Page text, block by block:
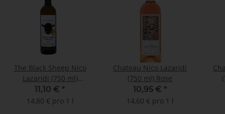
The Black Sheep Nico
Lazaridi (750 ml)
Weißwein
11,10 € *
14,80 € pro 1 l
Chateau Nico Lazaridi
(750 ml) Rose
10,95 € *
14,60 € pro 1 l